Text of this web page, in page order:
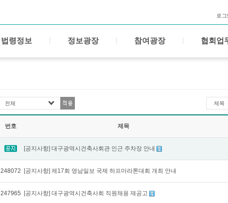
로그
법령정보 정보광장 참여광장 협회업
전체 제목
번호 제목
[공지사항] 대구광역시건축사회관 인근 주차장 안내
248072 [공지사항] 제17회 영남일보 국제 하프마라톤대회 개최 안내
247965 [공지사항] 대구광역시건축사회 직원채용 재공고